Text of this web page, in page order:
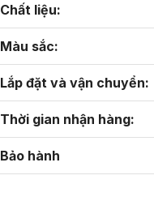
Chất liệu:
Màu sắc:
Lắp đặt và vận chuyển:
Thời gian nhận hàng:
Bảo hành